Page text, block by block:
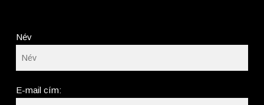
Név
E-mail cím: